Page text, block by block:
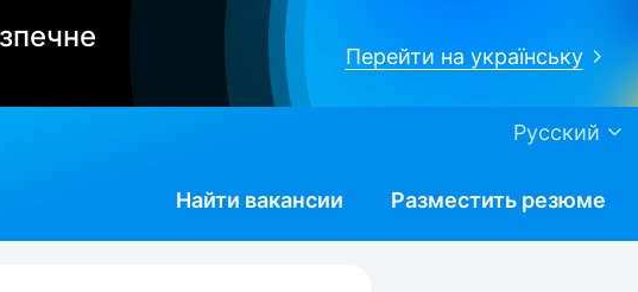
Перейти на українську
Русский
Найти вакансии Разместить резюме